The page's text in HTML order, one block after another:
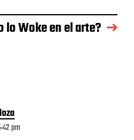
lo Woke en el arte?
pm